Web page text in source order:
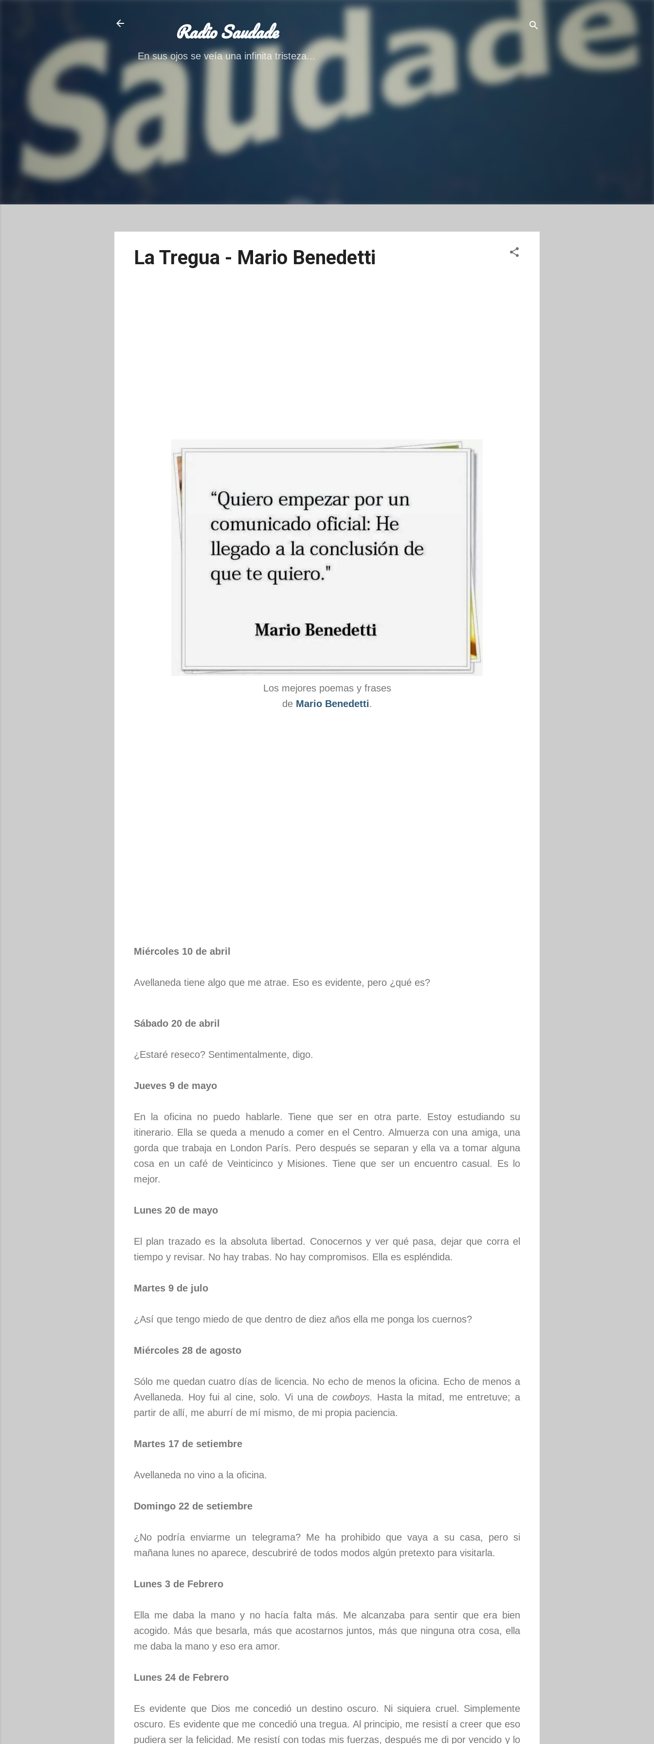
Ir al contenido principal
Radio Saudade
En sus ojos se veía una infinita tristeza...
La Tregua - Mario Benedetti
Los mejores poemas y frases
de Mario Benedetti.
Miércoles 10 de abril
Avellaneda tiene algo que me atrae. Eso es evidente, pero ¿qué es?
Sábado 20 de abril
¿Estaré reseco? Sentimentalmente, digo.
Jueves 9 de mayo
En la oficina no puedo hablarle. Tiene que ser en otra parte. Estoy estudiando su
itinerario. Ella se queda a menudo a comer en el Centro. Almuerza con una amiga, una
gorda que trabaja en London París. Pero después se separan y ella va a tomar alguna
cosa en un café de Veinticinco y Misiones. Tiene que ser un encuentro casual. Es lo
mejor.
Lunes 20 de mayo
El plan trazado es la absoluta libertad. Conocernos y ver qué pasa, dejar que corra el
tiempo y revisar. No hay trabas. No hay compromisos. Ella es espléndida.
Martes 9 de julo
¿Así que tengo miedo de que dentro de diez años ella me ponga los cuernos?
Miércoles 28 de agosto
Sólo me quedan cuatro días de licencia. No echo de menos la oficina. Echo de menos a
Avellaneda. Hoy fui al cine, solo. Vi una de cowboys. Hasta la mitad, me entretuve; a
partir de allí, me aburrí de mí mismo, de mi propia paciencia.
Martes 17 de setiembre
Avellaneda no vino a la oficina.
Domingo 22 de setiembre
¿No podría enviarme un telegrama? Me ha prohibido que vaya a su casa, pero si
mañana lunes no aparece, descubriré de todos modos algún pretexto para visitarla.
Lunes 3 de Febrero
Ella me daba la mano y no hacía falta más. Me alcanzaba para sentir que era bien
acogido. Más que besarla, más que acostarnos juntos, más que ninguna otra cosa, ella
me daba la mano y eso era amor.
Lunes 24 de Febrero
Es evidente que Dios me concedió un destino oscuro. Ni siquiera cruel. Simplemente
oscuro. Es evidente que me concedió una tregua. Al principio, me resistí a creer que eso
pudiera ser la felicidad. Me resistí con todas mis fuerzas, después me di por vencido y lo